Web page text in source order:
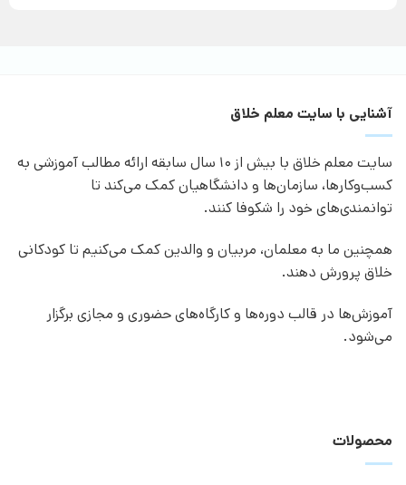
آشنایی با سایت معلم خلاق
سایت معلم خلاق با بیش از 10 سال سابقه ارائه مطالب آموزشی به
کسب‌وکارها، سازمان‌ها و دانشگاهیان کمک می‌کند تا
توانمندی‌های خود را شکوفا کنند.
همچنین ما به معلمان، مربیان و والدین کمک می‌کنیم تا کودکانی
خلاق پرورش دهند.
آموزش‌ها در قالب دوره‌ها و کارگاه‌های حضوری و مجازی برگزار
می‌شود.
محصولات